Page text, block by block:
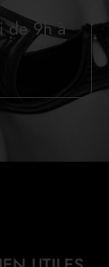
de 9h à